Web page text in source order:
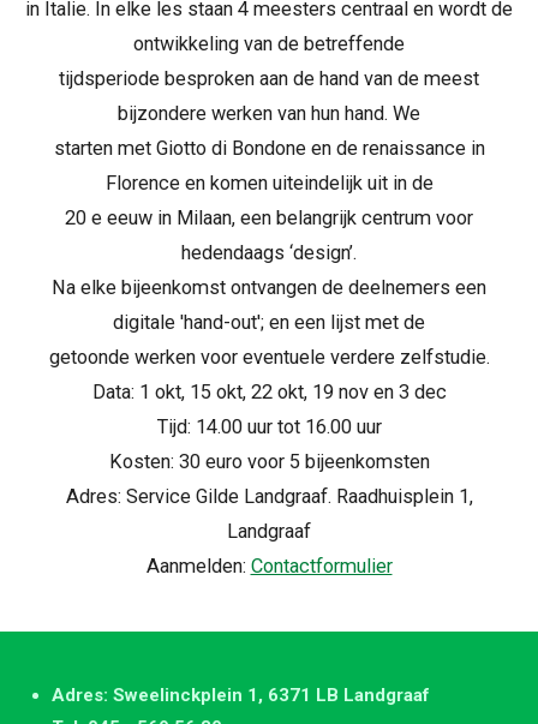
in Italie. In elke les staan 4 meesters centraal en wordt de
ontwikkeling van de betreffende
tijdsperiode besproken aan de hand van de meest
bijzondere werken van hun hand. We
starten met Giotto di Bondone en de renaissance in
Florence en komen uiteindelijk uit in de
20 e eeuw in Milaan, een belangrijk centrum voor
hedendaags ‘design’.
Na elke bijeenkomst ontvangen de deelnemers een
digitale 'hand-out'; en een lijst met de
getoonde werken voor eventuele verdere zelfstudie.
Data: 1 okt, 15 okt, 22 okt, 19 nov en 3 dec
Tijd: 14.00 uur tot 16.00 uur
Kosten: 30 euro voor 5 bijeenkomsten
Adres: Service Gilde Landgraaf. Raadhuisplein 1,
Landgraaf
Aanmelden: Contactformulier
Adres: Sweelinckplein 1, 6371 LB Landgraaf